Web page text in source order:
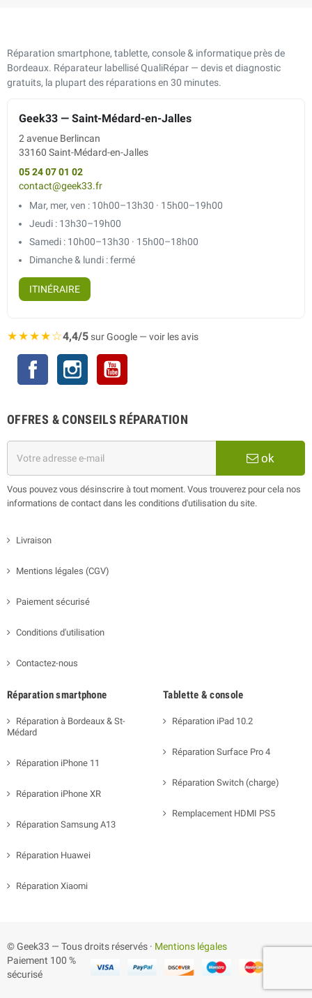
Réparation smartphone, tablette, console & informatique près de
Bordeaux. Réparateur labellisé QualiRépar — devis et diagnostic
gratuits, la plupart des réparations en 30 minutes.
Geek33 — Saint-Médard-en-Jalles
2 avenue Berlincan
33160 Saint-Médard-en-Jalles
05 24 07 01 02
contact@geek33.fr
Mar, mer, ven : 10h00–13h30 · 15h00–19h00
Jeudi : 13h30–19h00
Samedi : 10h00–13h30 · 15h00–18h00
Dimanche & lundi : fermé
ITINÉRAIRE
★★★★☆4,4/5sur Google — voir les avis
Facebook Instagram
OFFRES & CONSEILS RÉPARATION
ok
Vous pouvez vous désinscrire à tout moment. Vous trouverez pour cela nos
informations de contact dans les conditions d'utilisation du site.
Livraison
Mentions légales (CGV)
Paiement sécurisé
Conditions d'utilisation
Contactez-nous
Réparation smartphone
Réparation à Bordeaux & St-
Médard
Réparation iPhone 11
Réparation iPhone XR
Réparation Samsung A13
Réparation Huawei
Réparation Xiaomi
Tablette & console
Réparation iPad 10.2
Réparation Surface Pro 4
Réparation Switch (charge)
Remplacement HDMI PS5
© Geek33 — Tous droits réservés · Mentions légales
Paiement 100 %
sécurisé